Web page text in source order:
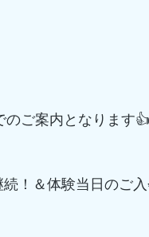
のご案内となります👍
！＆体験当日のご